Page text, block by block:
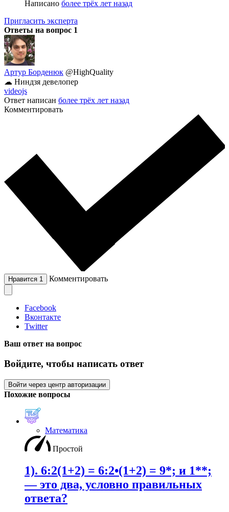
Написано более трёх лет назад
Пригласить эксперта
Ответы на вопрос 1
Артур Борденюк @HighQuality
☁ Ниндзя девелопер
videojs
Ответ написан более трёх лет назад
Комментировать
Нравится 1 Комментировать
Facebook
Вконтакте
Twitter
Ваш ответ на вопрос
Войдите, чтобы написать ответ
Войти через центр авторизации
Похожие вопросы
Математика
Простой
1). 6:2(1+2) = 6:2•(1+2) = 9*; и 1**;
— это два, условно правильных
ответа?